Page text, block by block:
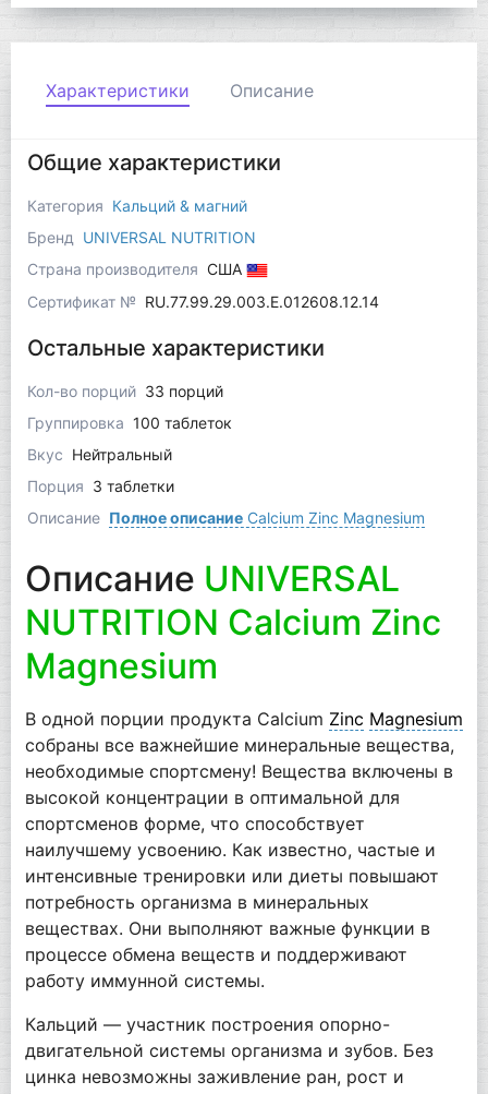
Характеристики Описание
Общие характеристики
Категория Кальций & магний
Бренд
UNIVERSAL NUTRITION
Страна производителя США
Сертификат № RU.77.99.29.003.Е.012608.12.14
Остальные характеристики
Кол-во порций 33 порций
Группировка 100 таблеток
Вкус Нейтральный
Порция 3 таблетки
Описание Полное описаниеCalcium Zinc Magnesium
Описание UNIVERSAL
NUTRITION Calcium Zinc
Magnesium
В одной порции продукта Calcium Zinc Magnesium
собраны все важнейшие минеральные вещества,
необходимые спортсмену! Вещества включены в
высокой концентрации в оптимальной для
спортсменов форме, что способствует
наилучшему усвоению. Как известно, частые и
интенсивные тренировки или диеты повышают
потребность организма в минеральных
веществах. Они выполняют важные функции в
процессе обмена веществ и поддерживают
работу иммунной системы.
Кальций — участник построения опорно-
двигательной системы организма и зубов. Без
цинка невозможны заживление ран, рост и